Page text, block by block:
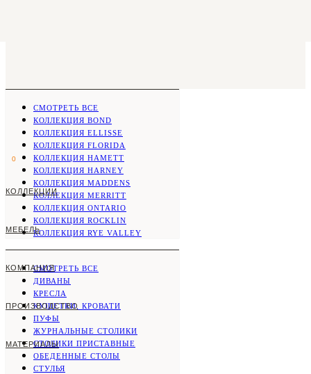
КОЛЛЕКЦИИ
МЕБЕЛЬ
КОМПАНИЯ
ПРОИЗВОДСТВО
МАТЕРИАЛЫ
СМОТРЕТЬ ВСЕ
КОЛЛЕКЦИЯ BOND
КОЛЛЕКЦИЯ ELLISSE
КОЛЛЕКЦИЯ FLORIDA
КОЛЛЕКЦИЯ HAMETT
КОЛЛЕКЦИЯ HARNEY
КОЛЛЕКЦИЯ MADDENS
КОЛЛЕКЦИЯ MERRITT
КОЛЛЕКЦИЯ ONTARIO
КОЛЛЕКЦИЯ ROCKLIN
КОЛЛЕКЦИЯ RYE VALLEY
СМОТРЕТЬ ВСЕ
ДИВАНЫ
КРЕСЛА
КУШЕТКИ, КРОВАТИ
ПУФЫ
ЖУРНАЛЬНЫЕ СТОЛИКИ
СТОЛИКИ ПРИСТАВНЫЕ
ОБЕДЕННЫЕ СТОЛЫ
СТУЛЬЯ
0